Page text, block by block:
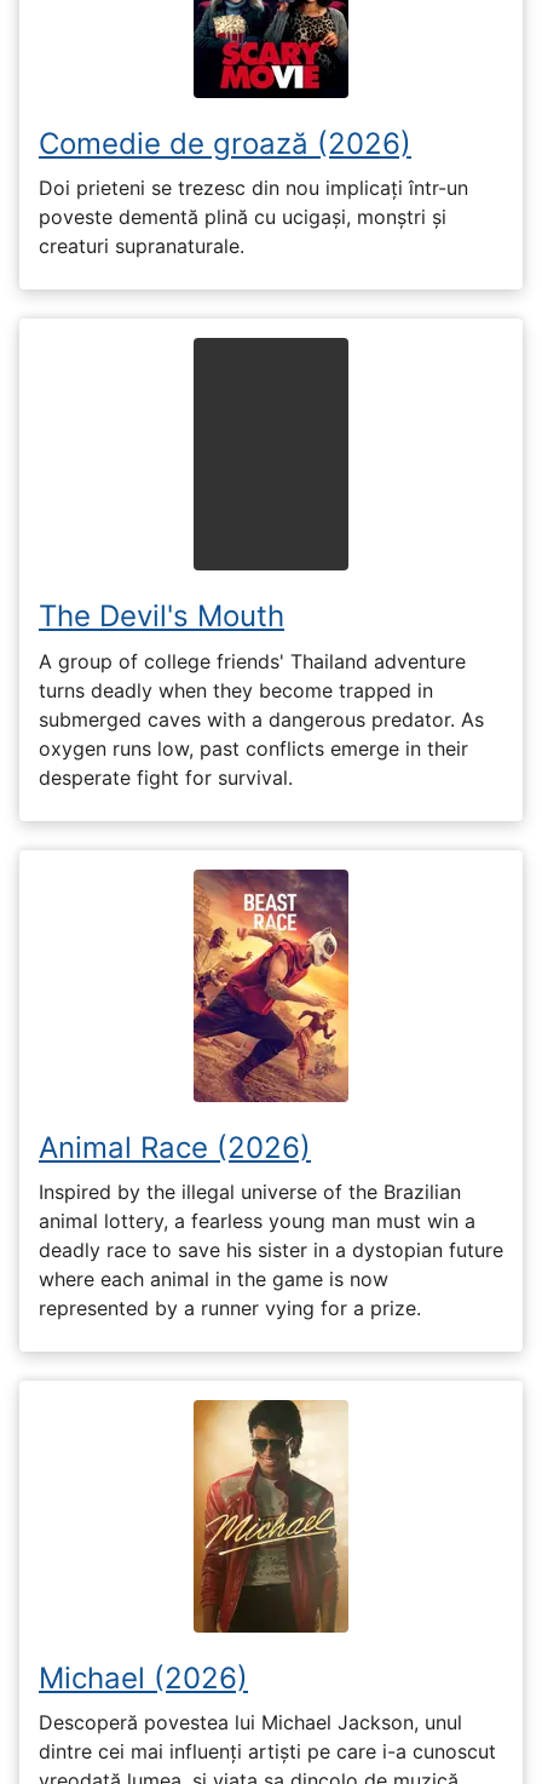
Comedie de groază (2026)
Doi prieteni se trezesc din nou implicați într-un
poveste dementă plină cu ucigași, monștri și
creaturi supranaturale.
The Devil's Mouth
A group of college friends' Thailand adventure
turns deadly when they become trapped in
submerged caves with a dangerous predator. As
oxygen runs low, past conflicts emerge in their
desperate fight for survival.
Animal Race (2026)
Inspired by the illegal universe of the Brazilian
animal lottery, a fearless young man must win a
deadly race to save his sister in a dystopian future
where each animal in the game is now
represented by a runner vying for a prize.
Michael (2026)
Descoperă povestea lui Michael Jackson, unul
dintre cei mai influenți artiști pe care i-a cunoscut